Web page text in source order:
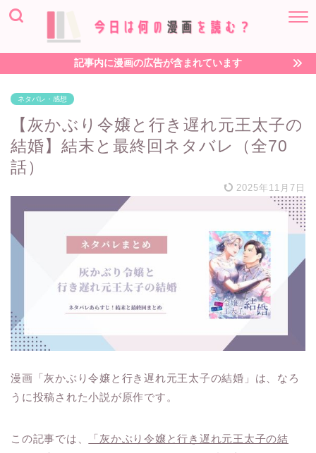
記事内に漫画の広告が含まれています
ネタバレ・感想
【灰かぶり令嬢と行き遅れ元王太子の
結婚】結末と最終回ネタバレ（全70
話）
2025年11月7日
漫画「灰かぶり令嬢と行き遅れ元王太子の結婚」は、なろ
うに投稿された小説が原作です。
この記事では、
「灰かぶり令嬢と行き遅れ元王太子の結